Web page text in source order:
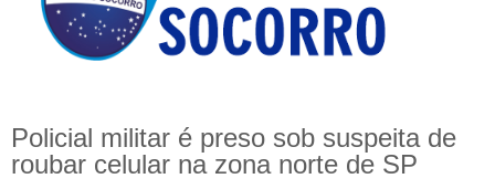
Policial militar é preso sob suspeita de
roubar celular na zona norte de SP